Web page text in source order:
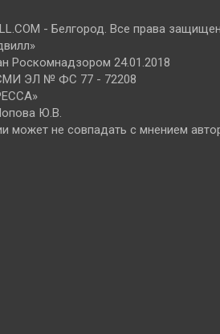
- Белгород. Все права
Роскомнадзором 24.01.2018
ЭЛ № ФС 77 - 72208
Ю.В.
может не совпадать с мнением